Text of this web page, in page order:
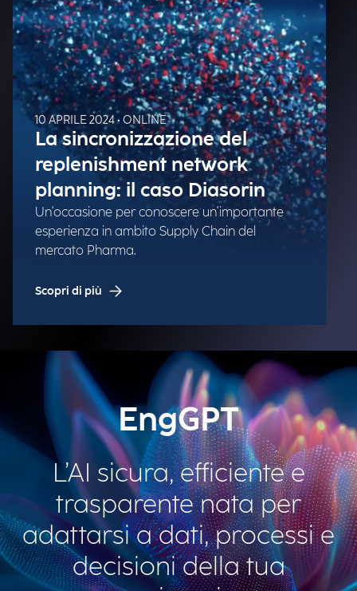
10 APRILE 2024 • ONLINE
La sincronizzazione del
replenishment network
planning: il caso Diasorin
Un'occasione per conoscere un'importante
esperienza in ambito Supply Chain del
mercato Pharma.
Scopri di più
EngGPT
L’AI sicura, efficiente e
trasparente nata per
adattarsi a dati, processi e
decisioni della tua